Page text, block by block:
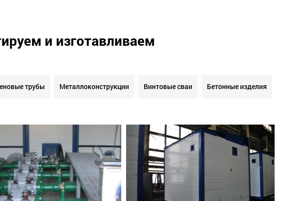
и изготавливаем
трубы Металлоконструкции Винтовые сваи Бетонные изделия